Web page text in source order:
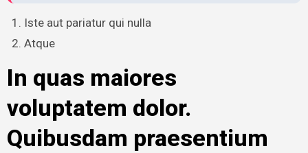
Iste aut pariatur qui nulla
Atque
In quas maiores
voluptatem dolor.
Quibusdam praesentium